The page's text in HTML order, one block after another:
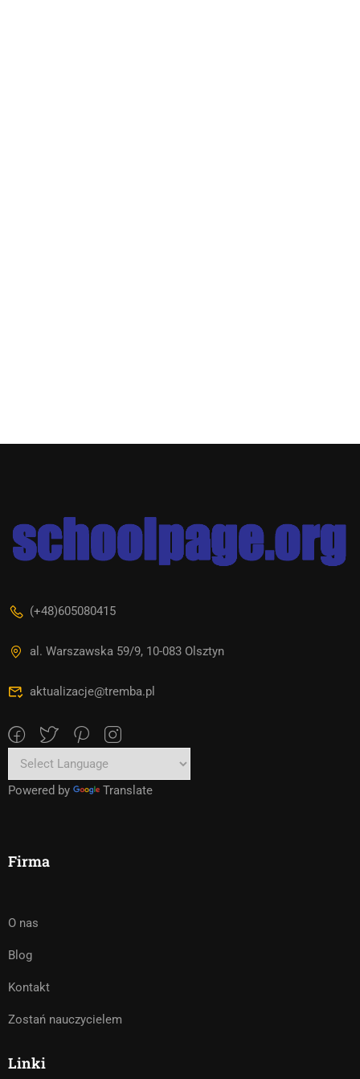
(+48)605080415
al. Warszawska 59/9, 10-083 Olsztyn
aktualizacje@tremba.pl
Powered by Translate
Firma
O nas
Blog
Kontakt
Zostań nauczycielem
Linki